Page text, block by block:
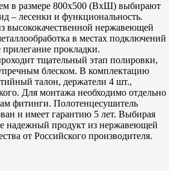
в размере 800х500 (ВхШ) выбирают
– лесенки и функциональность.
высококачественной нержавеющей
в местах подключений
прилегание прокладки.
тщательный этап полировки,
блеском. В комплектацию
талон, держатели 4 шт.,
Для монтажа необходимо отдельно
фитинги. Полотенцесушитель
и имеет гарантию 5 лет. Выбирая
надежный продукт из нержавеющей
от Российского производителя.